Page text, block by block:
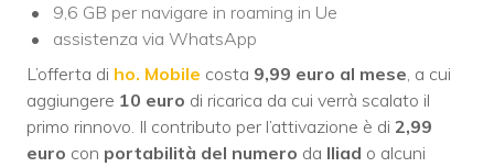
9,6 GB per navigare in roaming in Ue
assistenza via WhatsApp
L’offerta di ho. Mobile costa 9,99 euro al mese, a cui
aggiungere 10 euro di ricarica da cui verrà scalato il
primo rinnovo. Il contributo per l’attivazione è di 2,99
euro con portabilità del numero da Iliad o alcuni